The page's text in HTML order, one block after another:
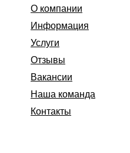
О компании
Информация
Услуги
Отзывы
Вакансии
Наша команда
Контакты